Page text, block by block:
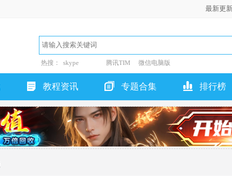
最新更
热搜： skype 腾讯TIM 微信电脑版
教程资讯 专题合集 排行榜